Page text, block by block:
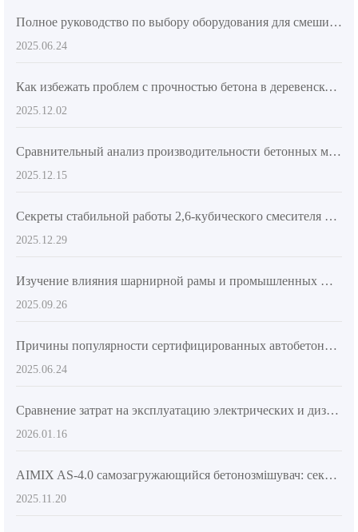
Полное руководство по выбору оборудования для смешивания бетона
2025.06.24
Как избежать проблем с прочностью бетона в деревенском строительстве: полный контроль качества при смешивании
2025.12.02
Сравнительный анализ производительности бетонных миксеров для экспорта: традиционные модели против автоматизированных AS-2.6
2025.12.15
Секреты стабильной работы 2,6-кубического смесителя на склонах и грязных дорогах: от конструктивного проектирования до навыков подачи бетона на месте
2025.12.29
Изучение влияния шарнирной рамы и промышленных шин на маневренность бетоновоза AS-2.6
2025.09.26
Причины популярности сертифицированных автобетоносмесителей на зарубежных рынках
2025.06.24
Сравнение затрат на эксплуатацию электрических и дизельных миксеров за 3 года: какая экономия топлива возможна?
2026.01.16
AIMIX AS-4.0 самозагружающийся бетонозмішувач: секрети гнучкої роботи у вузьких просторах
2025.11.20